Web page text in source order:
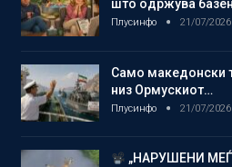
што одржува
Плусинфо 21/07/2026
Само македонски
низ Ормускиот…
Плусинфо 21/07/2026
„НАРУШЕНИ